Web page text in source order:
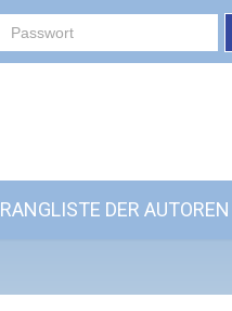
RANGLISTE DER AUTOREN